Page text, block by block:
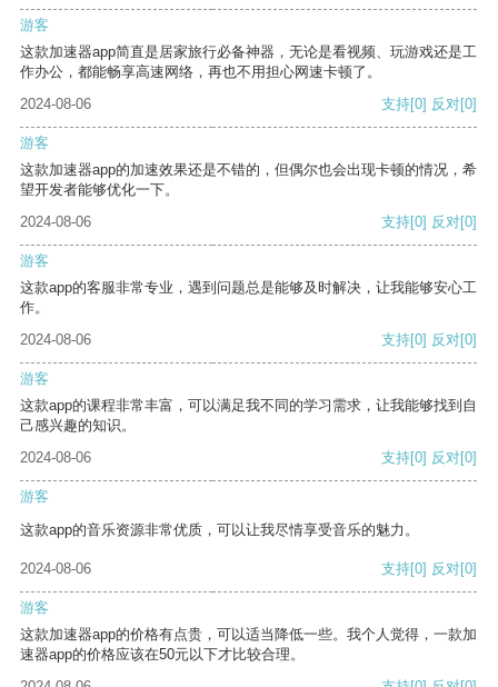
游客
这款加速器app简直是居家旅行必备神器，无论是看视频、玩游戏还是工
作办公，都能畅享高速网络，再也不用担心网速卡顿了。
2024-08-06
支持[0] 反对[0]
游客
这款加速器app的加速效果还是不错的，但偶尔也会出现卡顿的情况，希
望开发者能够优化一下。
2024-08-06
支持[0] 反对[0]
游客
这款app的客服非常专业，遇到问题总是能够及时解决，让我能够安心工
作。
2024-08-06
支持[0] 反对[0]
游客
这款app的课程非常丰富，可以满足我不同的学习需求，让我能够找到自
己感兴趣的知识。
2024-08-06
支持[0] 反对[0]
游客
这款app的音乐资源非常优质，可以让我尽情享受音乐的魅力。
2024-08-06 支持[0] 反对[0]
游客
这款加速器app的价格有点贵，可以适当降低一些。我个人觉得，一款加
速器app的价格应该在50元以下才比较合理。